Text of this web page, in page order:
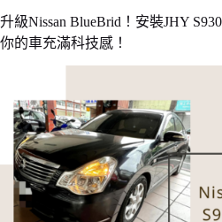
升級Nissan BlueBrid！安裝JHY
你的車充滿科技感！